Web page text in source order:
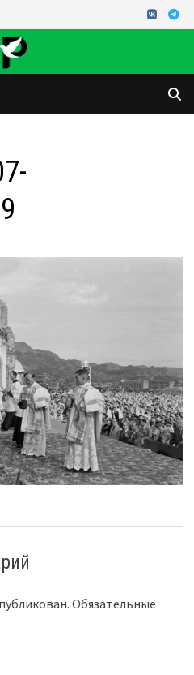
Обязательные